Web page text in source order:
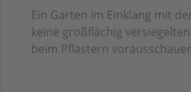
Ein Garten im Einklang mit
keine großflächig
beim Pflastern